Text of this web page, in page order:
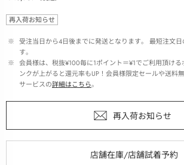
再入荷お知らせ
※ 受注当日から4日後までに発送となります。 最短注文
す。
※ 会員様は、税抜¥100毎に1ポイント＝¥1でご利用頂け
ンクが上がると還元率もUP！会員様限定セールや送料
サービスの詳細はこちら。